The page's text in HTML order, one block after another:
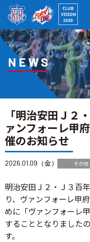
NEWS
「明治安田Ｊ
ァンフォーレ甲
催のお知らせ
2026.01.09（金） その他
明治安田Ｊ２・Ｊ３百
り、ヴァンフォーレ甲
めに「ヴァンフォーレ
することとなりました
す。